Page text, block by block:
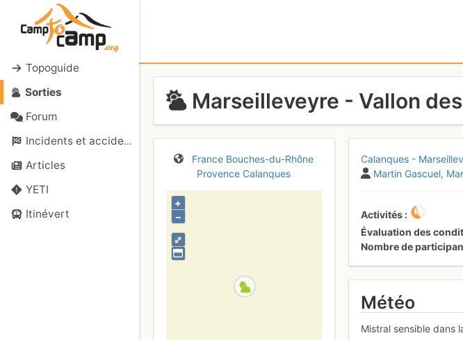
Topoguide
Sorties
Forum
Incidents et accidents
Articles
YETI
Itinévert
Marseilleveyre - Vallon
France Bouches-du-Rhône
Provence Calanques
⤢
+
–
Calanques -
Martin Gascuel
Activités
Évaluation des
Nombre de
Météo
Mistral sensible dans